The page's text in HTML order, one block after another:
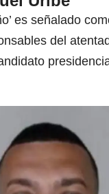
es señalado
del